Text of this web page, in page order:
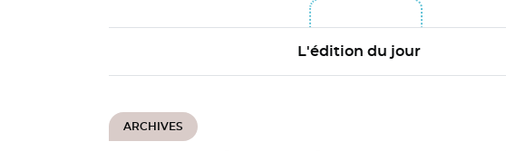
L'édition du jour
ARCHIVES